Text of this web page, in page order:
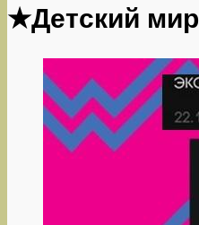
★Детский мир